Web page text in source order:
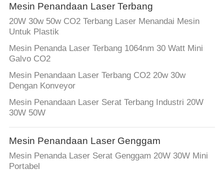
Mesin Penandaan Laser Terbang
20W 30w 50w CO2 Terbang Laser Menandai Mesin
Untuk Plastik
Mesin Penanda Laser Terbang 1064nm 30 Watt Mini
Galvo CO2
Mesin Penandaan Laser Terbang CO2 20w 30w
Dengan Konveyor
Mesin Penandaan Laser Serat Terbang Industri 20W
30W 50W
Mesin Penandaan Laser Genggam
Mesin Penanda Laser Serat Genggam 20W 30W Mini
Portabel